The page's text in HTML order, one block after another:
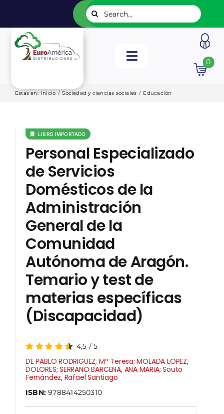
contenido
Buscar:
Toggle
INICIO
EDITORIALES
CATÁLOGOS
NOSOTROS
0
Estas en: Inicio / Sociedad y ciencias sociales / Educación
LIBRO IMPORTADO
Personal Especializado
de Servicios
Domésticos de la
Administración
General de la
Comunidad
Autónoma de Aragón.
Temario y test de
materias específicas
(Discapacidad)
4,5 /5
DE PABLO RODRIGUEZ, Mª Teresa; MOLADA LOPEZ,
DOLORES; SERRANO BARCENA, ANA MARIA; Souto
Fernández, Rafael Santiago
ISBN:9788414250310